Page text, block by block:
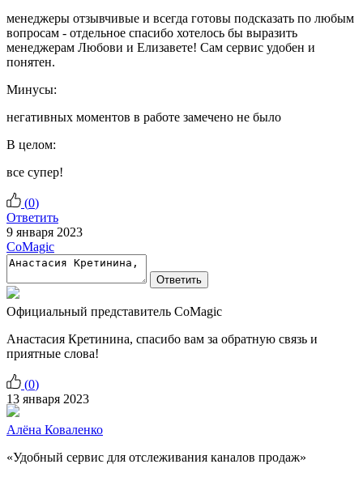
менеджеры отзывчивые и всегда готовы подсказать по любым
вопросам - отдельное спасибо хотелось бы выразить
менеджерам Любови и Елизавете! Сам сервис удобен и
понятен.
Минусы:
негативных моментов в работе замечено не было
В целом:
все супер!
(0)
Ответить
9 января 2023
CoMagic
Ответить
Официальный представитель CoMagic
Анастасия Кретинина, спасибо вам за обратную связь и
приятные слова!
(0)
13 января 2023
Алёна Коваленко
«Удобный сервис для отслеживания каналов продаж»